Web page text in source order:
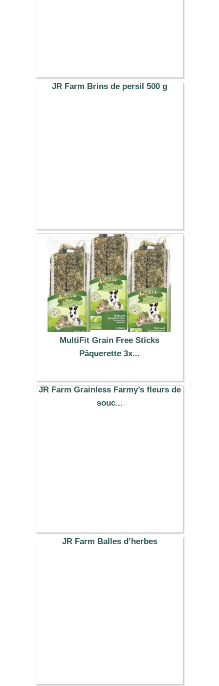
JR Farm Brins de persil 500 g
MultiFit Grain Free Sticks
Pâquerette 3x...
6.73 €
JR Farm Grainless Farmy’s fleurs de
souc...
JR Farm Balles d’herbes